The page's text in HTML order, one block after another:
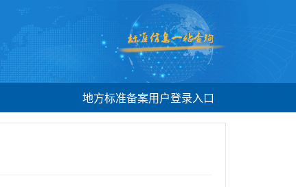
地方标准备案用户登录入口